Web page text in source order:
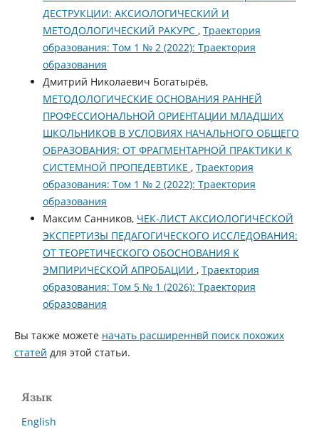
ДЕСТРУКЦИИ: АКСИОЛОГИЧЕСКИЙ И
МЕТОДОЛОГИЧЕСКИЙ РАКУРС , Траектория
образования: Том 1 № 2 (2022): Траектория
образования
Дмитрий Николаевич Богатырёв,
МЕТОДОЛОГИЧЕСКИЕ ОСНОВАНИЯ РАННЕЙ
ПРОФЕССИОНАЛЬНОЙ ОРИЕНТАЦИИ МЛАДШИХ
ШКОЛЬНИКОВ В УСЛОВИЯХ НАЧАЛЬНОГО ОБЩЕГО
ОБРАЗОВАНИЯ: ОТ ФРАГМЕНТАРНОЙ ПРАКТИКИ К
СИСТЕМНОЙ ПРОПЕДЕВТИКЕ , Траектория
образования: Том 1 № 2 (2022): Траектория
образования
Максим Санников, ЧЕК-ЛИСТ АКСИОЛОГИЧЕСКОЙ
ЭКСПЕРТИЗЫ ПЕДАГОГИЧЕСКОГО ИССЛЕДОВАНИЯ:
ОТ ТЕОРЕТИЧЕСКОГО ОБОСНОВАНИЯ К
ЭМПИРИЧЕСКОЙ АПРОБАЦИИ , Траектория
образования: Том 5 № 1 (2026): Траектория
образования
Вы также можете начать расширеннвй поиск похожих
статей для этой статьи.
Язык
English